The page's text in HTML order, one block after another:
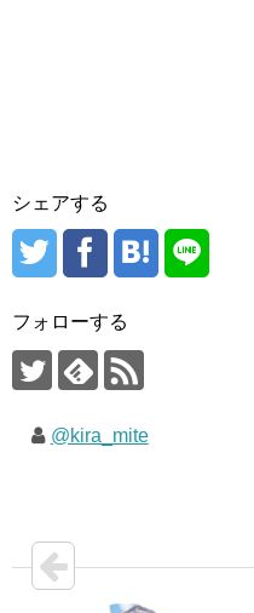
シェアする
フォローする
@kira_mite